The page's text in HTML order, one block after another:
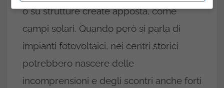
o su strutture create apposta, come
campi solari. Quando però si parla di
impianti fotovoltaici, nei centri storici
potrebbero nascere delle
incomprensioni e degli scontri anche forti